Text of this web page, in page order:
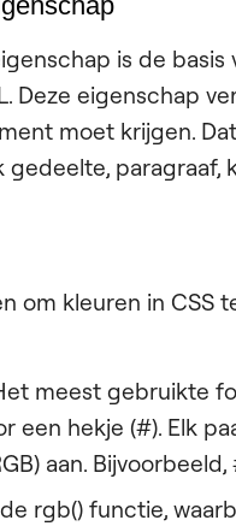
is de basis
Deze eigenschap
moet krijgen.
paragraaf,
om kleuren in CSS
meest gebruikte
een hekje (#). Elk
aan.
rgb() functie,